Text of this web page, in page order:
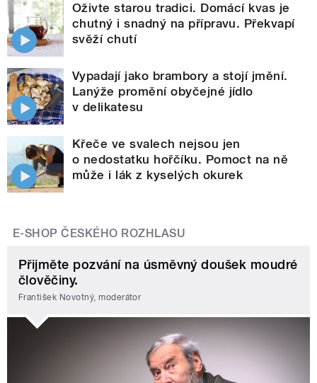
Oživte starou tradici. Domácí kvas je
chutný i snadný na přípravu. Překvapí
svěží chutí
Vypadají jako brambory a stojí jmění.
Lanýže promění obyčejné jídlo
v delikatesu
Křeče ve svalech nejsou jen
o nedostatku hořčíku. Pomoct na ně
může i lák z kyselých okurek
E-SHOP ČESKÉHO ROZHLASU
Přijměte pozvání na úsměvný doušek moudré
člověčiny.
František Novotný, moderátor